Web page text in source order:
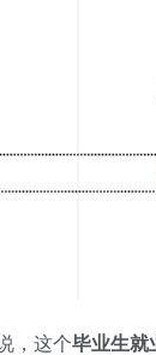
，这个毕业生就